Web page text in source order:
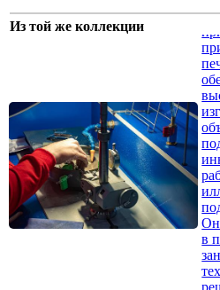
Из той же коллекции